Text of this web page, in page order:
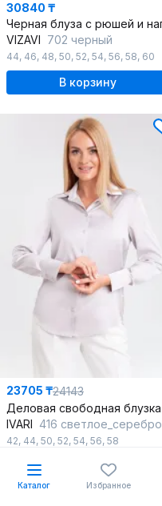
30840 ₸
VIZAVI 702 черный
44, 46, 48, 50, 52, 54, 56, 58, 60
В корзину
23705 ₸24143
IVARI 416 светлое_серебро
42, 44, 50, 52, 54, 56, 58
В корзину
Каталог Избранное